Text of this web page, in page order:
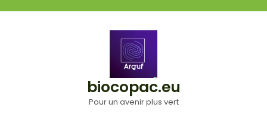
biocopac.eu
Pour un avenir plus vert